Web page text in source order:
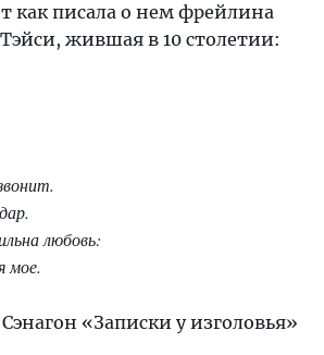
как писала о нем фрейлина
жившая в 10 столетии:
любовь:
мое.
«Записки у изголовья»